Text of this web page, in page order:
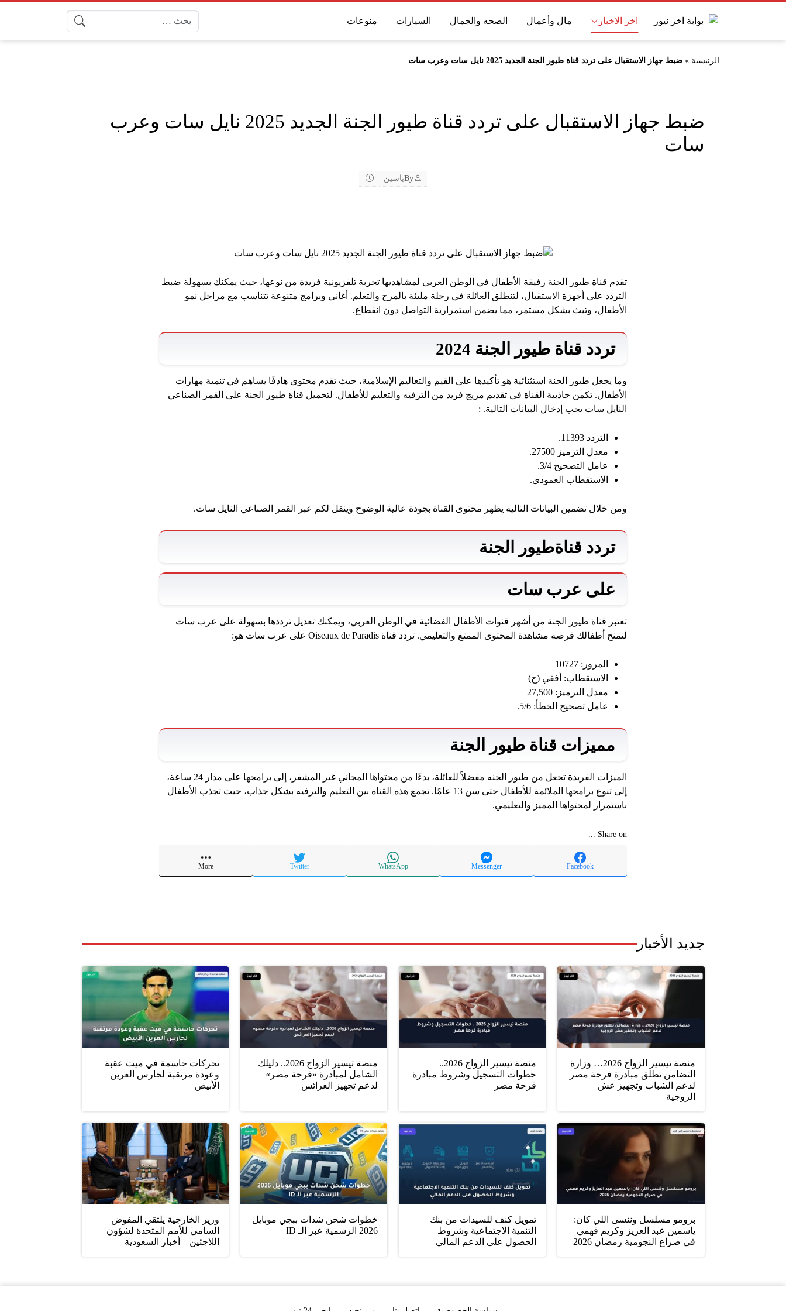
اخر الاخبار مال وأعمال الصحه والجمال السيارات منوعات
الرئيسية »ضبط جهاز الاستقبال على تردد قناة طيور الجنة الجديد 2025 نايل سات وعرب سات
ضبط جهاز الاستقبال على تردد قناة طيور الجنة الجديد 2025 نايل سات وعرب
سات
Byياسين
تقدم قناة طيور الجنة رفيقة الأطفال في الوطن العربي لمشاهديها تجربة تلفزيونية فريدة من نوعها، حيث يمكنك بسهولة ضبط
التردد على أجهزة الاستقبال، لتنطلق العائلة في رحلة مليئة بالمرح والتعلم. أغاني وبرامج متنوعة تتناسب مع مراحل نمو
الأطفال، وتبث بشكل مستمر، مما يضمن استمرارية التواصل دون انقطاع.
تردد قناة طيور الجنة 2024
وما يجعل طيور الجنة استثنائية هو تأكيدها على القيم والتعاليم الإسلامية، حيث تقدم محتوى هادفًا يساهم في تنمية مهارات
الأطفال. تكمن جاذبية القناة في تقديم مزيج فريد من الترفيه والتعليم للأطفال. لتحميل قناة طيور الجنة على القمر الصناعي
النايل سات يجب إدخال البيانات التالية. :
التردد 11393.
معدل الترميز 27500.
عامل التصحيح 3/4.
الاستقطاب العمودي.
ومن خلال تضمين البيانات التالية يظهر محتوى القناة بجودة عالية الوضوح وينقل لكم عبر القمر الصناعي النايل سات.
تردد قناةطيور الجنة
على عرب سات
تعتبر قناة طيور الجنة من أشهر قنوات الأطفال الفضائية في الوطن العربي، ويمكنك تعديل ترددها بسهولة على عرب سات
لتمنح أطفالك فرصة مشاهدة المحتوى الممتع والتعليمي. تردد قناة Oiseaux de Paradis على عرب سات هو:
المرور: 10727
الاستقطاب: أفقي (ح)
معدل الترميز: 27,500
عامل تصحيح الخطأ: 5/6.
مميزات قناة طيور الجنة
الميزات الفريدة تجعل من طيور الجنه مفضلاً للعائلة، بدءًا من محتواها المجاني غير المشفر، إلى برامجها على مدار 24 ساعة،
إلى تنوع برامجها الملائمة للأطفال حتى سن 13 عامًا. تجمع هذه القناة بين التعليم والترفيه بشكل جذاب، حيث تجذب الأطفال
باستمرار لمحتواها المميز والتعليمي.
Share on ...
Facebook
Messenger
WhatsApp
Twitter
More
جديد الأخبار
منصة تيسير الزواج 2026… وزارة
التضامن تطلق مبادرة فرحة مصر
لدعم الشباب وتجهيز عش
الزوجية
منصة تيسير الزواج 2026..
خطوات التسجيل وشروط مبادرة
فرحة مصر
منصة تيسير الزواج 2026.. دليلك
الشامل لمبادرة «فرحة مصر»
لدعم تجهيز العرائس
تحركات حاسمة في ميت عقبة
وعودة مرتقبة لحارس العرين
الأبيض
برومو مسلسل وننسى اللي كان:
ياسمين عبد العزيز وكريم فهمي
في صراع النجومية رمضان 2026
تمويل كنف للسيدات من بنك
التنمية الاجتماعية وشروط
الحصول على الدعم المالي
خطوات شحن شدات ببجي موبايل
2026 الرسمية عبر الـ ID
وزير الخارجية يلتقي المفوض
السامي للأمم المتحدة لشؤون
اللاجئين – أخبار السعودية